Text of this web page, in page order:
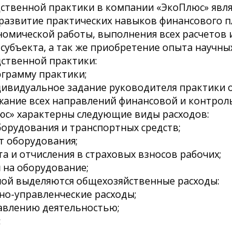
практики в компании «ЭкоПлюс»
практических навыков финансового
работы, выполнения всех
а так же приобретение опыта
практики:
практики;
задание руководителя практики
всех направлений финансовой и
характерны следующие виды расходов:
и транспортных средств;
оборудования;
и отчисления в страховых взносов рабочих;
на оборудование;
выделяются общехозяйственные расходы:
управленческие расходы;
деятельностью;